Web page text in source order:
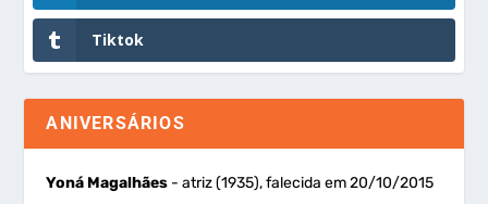
Tiktok
ANIVERSÁRIOS
Yoná Magalhães - atriz (1935), falecida em 20/10/2015